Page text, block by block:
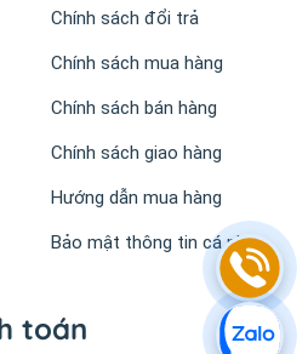
Chính sách đổi trả
Chính sách mua hàng
Chính sách bán hàng
Chính sách giao hàng
Hướng dẫn mua hàng
Bảo mật thông tin cá nhân
toán